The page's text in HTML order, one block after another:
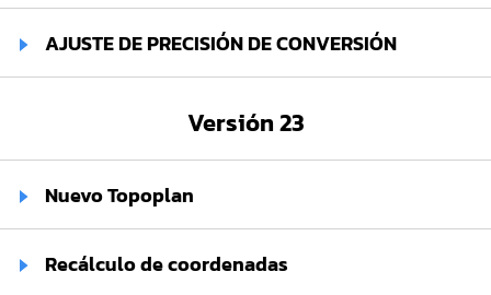
AJUSTE DE PRECISIÓN DE CONVERSIÓN
Versión 23
Nuevo Topoplan
Recálculo de coordenadas